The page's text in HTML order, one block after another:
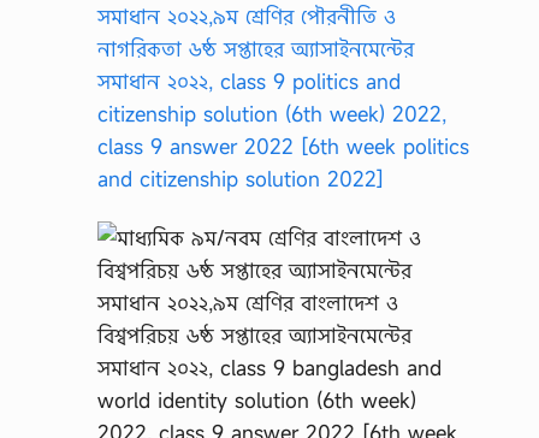
সমাধান ২০২২,৯ম শ্রেণির পৌরনীতি ও
নাগরিকতা ৬ষ্ঠ সপ্তাহের অ্যাসাইনমেন্টের
সমাধান ২০২২, class 9 politics and
citizenship solution (6th week) 2022,
class 9 answer 2022 [6th week politics
and citizenship solution 2022]